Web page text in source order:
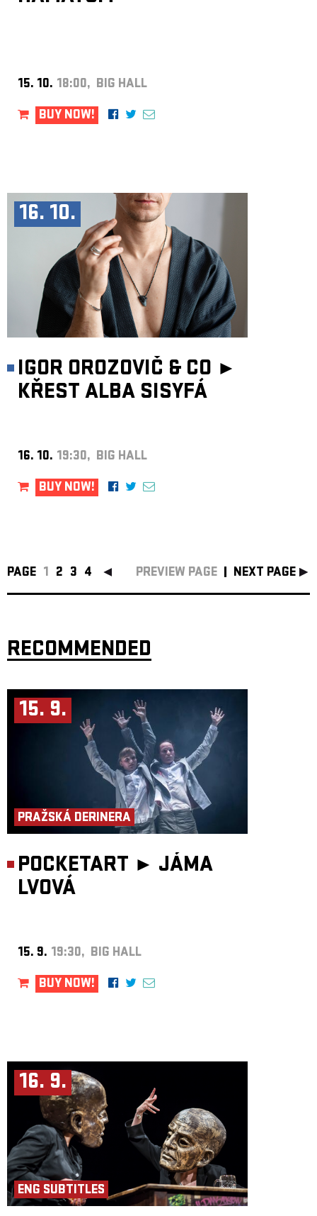
15. 10. 18:00, BIG HALL
BUY NOW!
16. 10.
IGOR OROZOVIČ & CO ►
KŘEST ALBA SISYFÁ
16. 10. 19:30, BIG HALL
BUY NOW!
PAGE 1 2 3 4 PREVIEW PAGE NEXT PAGE
RECOMMENDED
15. 9.
PRAŽSKÁ DERINERA
POCKETART ► JÁMA
LVOVÁ
15. 9. 19:30, BIG HALL
BUY NOW!
16. 9.
ENG SUBTITLES